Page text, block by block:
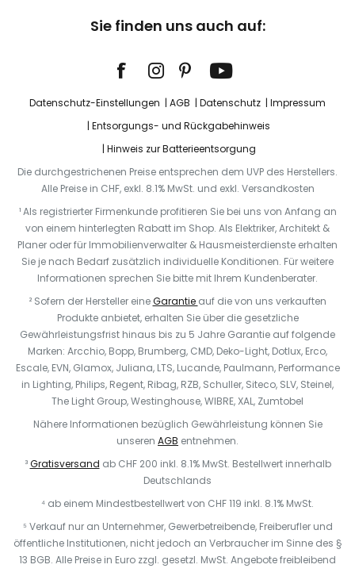
Sie finden uns auch auf:
Datenschutz-Einstellungen AGB Datenschutz
Impressum
Entsorgungs- und Rückgabehinweis
Hinweis zur Batterieentsorgung
Die durchgestrichenen Preise entsprechen dem UVP des Herstellers.
Alle Preise in CHF, exkl. 8.1% MwSt. und exkl. Versandkosten
¹ Als registrierter Firmenkunde profitieren Sie bei uns von Anfang an
von einem hinterlegten Rabatt im Shop. Als Elektriker, Architekt &
Planer oder für Immobilienverwalter & Hausmeisterdienste erhalten
Sie je nach Bedarf zusätzlich individuelle Konditionen. Für weitere
Informationen sprechen Sie bitte mit Ihrem Kundenberater.
² Sofern der Hersteller eineGarantie auf die von uns verkauften
Produkte anbietet, erhalten Sie über die gesetzliche
Gewährleistungsfrist hinaus bis zu 5 Jahre Garantie auf folgende
Marken: Arcchio, Bopp, Brumberg, CMD, Deko-Light, Dotlux, Erco,
Escale, EVN, Glamox, Juliana, LTS, Lucande, Paulmann, Performance
in Lighting, Philips, Regent, Ribag, RZB, Schuller, Siteco, SLV, Steinel,
The Light Group, Westinghouse, WIBRE, XAL, Zumtobel
Nähere Informationen bezüglich Gewährleistung können Sie
unseren AGB entnehmen.
³Gratisversand ab CHF 200 inkl. 8.1% MwSt. Bestellwert innerhalb
Deutschlands
⁴ ab einem Mindestbestellwert von CHF 119 inkl. 8.1% MwSt.
⁵ Verkauf nur an Unternehmer, Gewerbetreibende, Freiberufler und
öffentliche Institutionen, nicht jedoch an Verbraucher im Sinne des §
13 BGB. Alle Preise in Euro zzgl. gesetzl. MwSt. Angebote freibleibend